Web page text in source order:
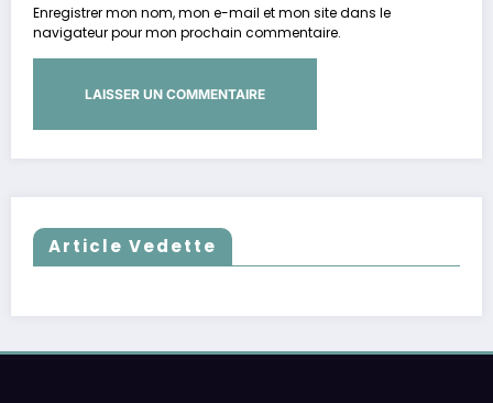
Enregistrer mon nom, mon e-mail et mon site dans le
navigateur pour mon prochain commentaire.
Article Vedette